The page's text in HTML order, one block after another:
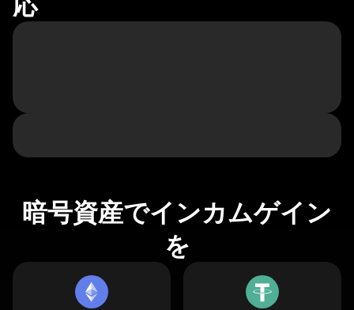
暗号資産でインカムゲイン
を